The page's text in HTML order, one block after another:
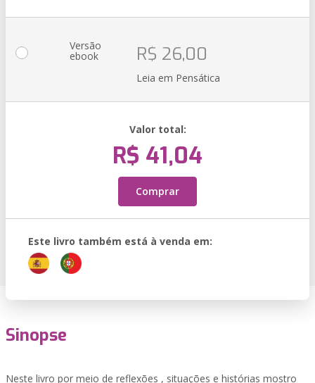
Versão
ebook R$ 26,00
Leia em Pensática
Valor total:
R$ 41,04
Comprar
Este livro também está à venda em:
Sinopse
Neste livro por meio de reflexões , situações e histórias mostro